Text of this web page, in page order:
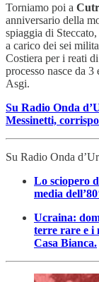
Torniamo poi a
anniversario della
spiaggia di
a carico dei sei
Costiera per i reati
processo nasce da
Asgi.
Su Radio Onda
Messinetti,
Su Radio Onda
Lo sciopero
media
Ucraina:
terre rare e i
Casa Bianca.